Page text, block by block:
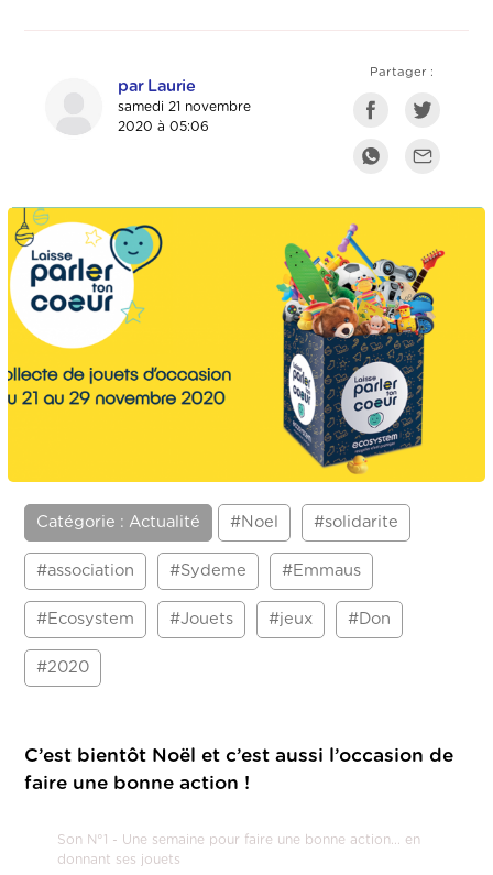
par Laurie
samedi 21 novembre
2020 à 05:06
Partager :
Catégorie : Actualité #Noel #solidarite
#association #Sydeme #Emmaus
#Ecosystem #Jouets #jeux #Don
#2020
C’est bientôt Noël et c’est aussi l’occasion de
faire une bonne action !
Son N°1 - Une semaine pour faire une bonne action... en
donnant ses jouets